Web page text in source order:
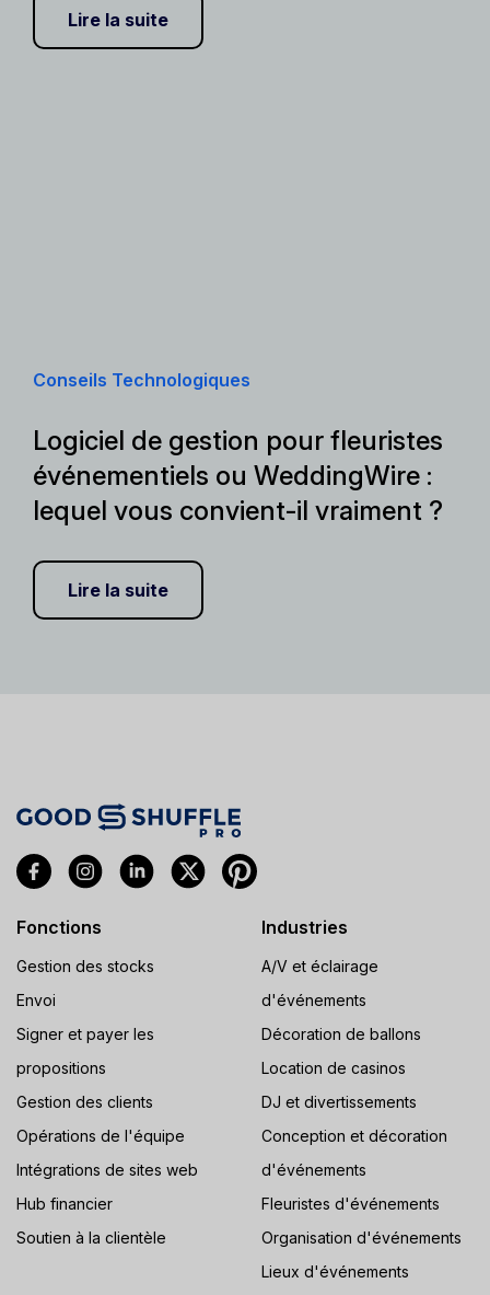
Lire la suite
Conseils Technologiques
Logiciel de gestion pour fleuristes
événementiels ou WeddingWire :
lequel vous convient-il vraiment ?
Lire la suite
Fonctions
Gestion des stocks
Envoi
Signer et payer les
propositions
Gestion des clients
Opérations de l'équipe
Intégrations de sites web
Hub financier
Soutien à la clientèle
Industries
A/V et éclairage
d'événements
Décoration de ballons
Location de casinos
DJ et divertissements
Conception et décoration
d'événements
Fleuristes d'événements
Organisation d'événements
Lieux d'événements